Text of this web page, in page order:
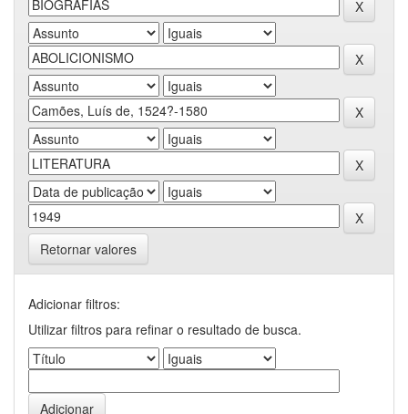
Retornar valores
Adicionar filtros:
Utilizar filtros para refinar o resultado de busca.